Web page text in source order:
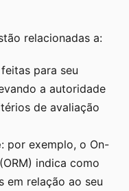
relacionadas a:
para seu
a autoridade
de avaliação
: por exemplo, o On-
indica como
em relação ao seu